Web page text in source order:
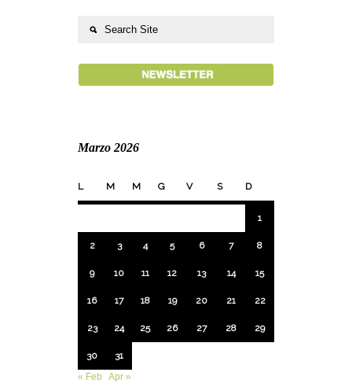
Marzo 2026
L M M G V S D
1
2 3 4 5 6 7 8
9 10 11 12 13 14 15
16 17 18 19 20 21 22
23 24 25 26 27 28 29
30
31
« Feb Apr »